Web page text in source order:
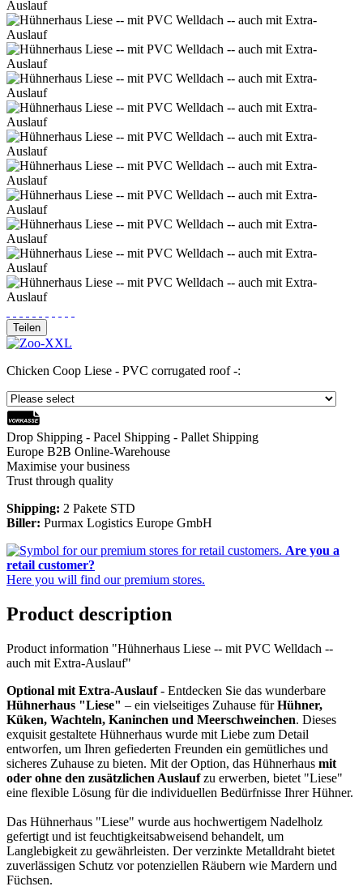
Teilen
Chicken Coop Liese - PVC corrugated roof -:
Drop Shipping - Pacel Shipping - Pallet Shipping
Europe B2B Online-Warehouse
Maximise your business
Trust through quality
Shipping: 2 Pakete STD
Biller: Purmax Logistics Europe GmbH
Are you a
retail customer?
Here you will find our premium stores.
Product description
Product information "Hühnerhaus Liese -- mit PVC Welldach --
auch mit Extra-Auslauf"
Optional mit Extra-Auslauf- Entdecken Sie das wunderbare
Hühnerhaus "Liese" – ein vielseitiges Zuhause fürHühner,
Küken, Wachteln, Kaninchen und Meerschweinchen. Dieses
exquisit gestaltete Hühnerhaus wurde mit Liebe zum Detail
entworfen, um Ihren gefiederten Freunden ein gemütliches und
sicheres Zuhause zu bieten. Mit der Option, das Hühnerhaus mit
oder ohne den zusätzlichen Auslaufzu erwerben, bietet "Liese"
eine flexible Lösung für die individuellen Bedürfnisse Ihrer Hühner.
Das Hühnerhaus "Liese" wurde aus hochwertigem Nadelholz
gefertigt und ist feuchtigkeitsabweisend behandelt, um
Langlebigkeit zu gewährleisten. Der verzinkte Metalldraht bietet
zuverlässigen Schutz vor potenziellen Räubern wie Mardern und
Füchsen.